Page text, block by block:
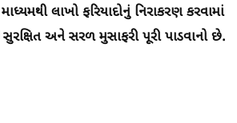
લાખો ફરિયાદોનું નિરાકરણ કરવામાં
અને સરળ મુસાફરી પૂરી પાડવાનો છે.